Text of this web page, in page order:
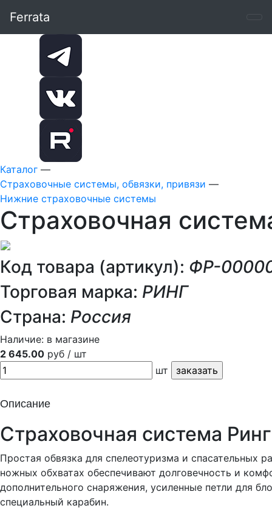
Ferrata
Каталог —
Страховочные системы, обвязки, привязи —
Нижние страховочные системы
Страховочная
Код товара (артикул): ФР-
Торговая марка: РИНГ
Страна: Россия
Наличие: в магазине
2 645.00 руб / шт
шт
Описание
Страховочная система
Простая обвязка для спелеотуризма и спасательных
ножных обхватах обеспечивают долговечность и
дополнительного снаряжения, усиленные петли для
специальный карабин.